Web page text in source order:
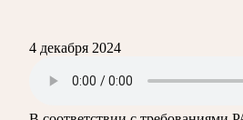
4 декабря 2024